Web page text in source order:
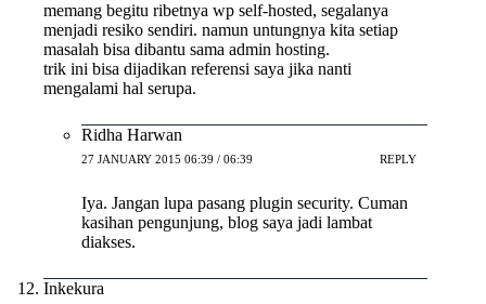
memang begitu ribetnya wp self-hosted, segalanya
menjadi resiko sendiri. namun untungnya kita setiap
masalah bisa dibantu sama admin hosting.
trik ini bisa dijadikan referensi saya jika nanti
mengalami hal serupa.
Ridha Harwan
27 JANUARY 2015 06:39 / 06:39 REPLY
Iya. Jangan lupa pasang plugin security. Cuman
kasihan pengunjung, blog saya jadi lambat
diakses.
Inkekura